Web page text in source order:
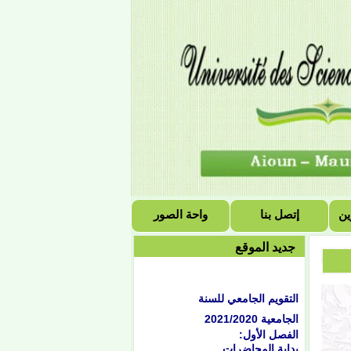
واحة الصور إتصل بنا
جديد الموقع
التقويم الجامعي للسنة
الجامعية 2021/2020
الفصل الأول:
بداية المحاضرات